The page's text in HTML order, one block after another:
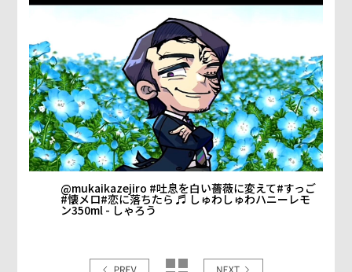
@mukaikazejiro #吐息を白い薔薇に変えて#すっご
#懐メロ#恋に落ちたら♬ しゅわしゅわハニーレモ
ン350ml - しゃろう